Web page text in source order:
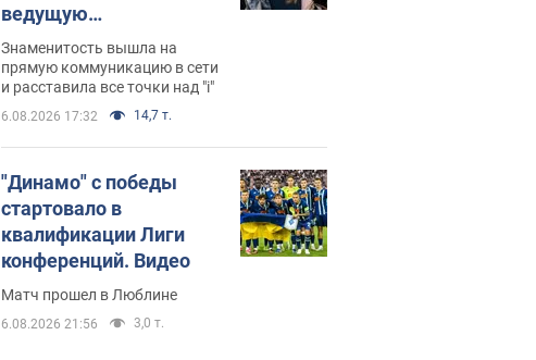
ведущую
несправедливо
захейтили
Знаменитость вышла на
прямую коммуникацию в сети
и расставила все точки над "i"
6.08.2026 17:32 14,7 т.
"Динамо" с победы
стартовало в
квалификации Лиги
конференций. Видео
Матч прошел в Люблине
6.08.2026 21:56 3,0 т.